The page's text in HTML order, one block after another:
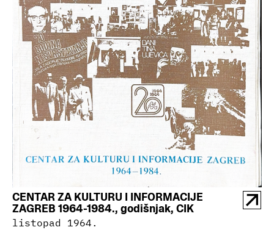
CENTAR ZA KULTURU I INFORMACIJE
ZAGREB 1964-1984., godišnjak, CIK
listopad 1964.